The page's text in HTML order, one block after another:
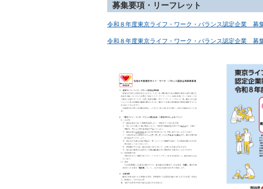
募集要項・リーフレット
令和８年度東京ライフ・ワーク・バランス認定企業 募
令和８年度東京ライフ・ワーク・バランス認定企業 募